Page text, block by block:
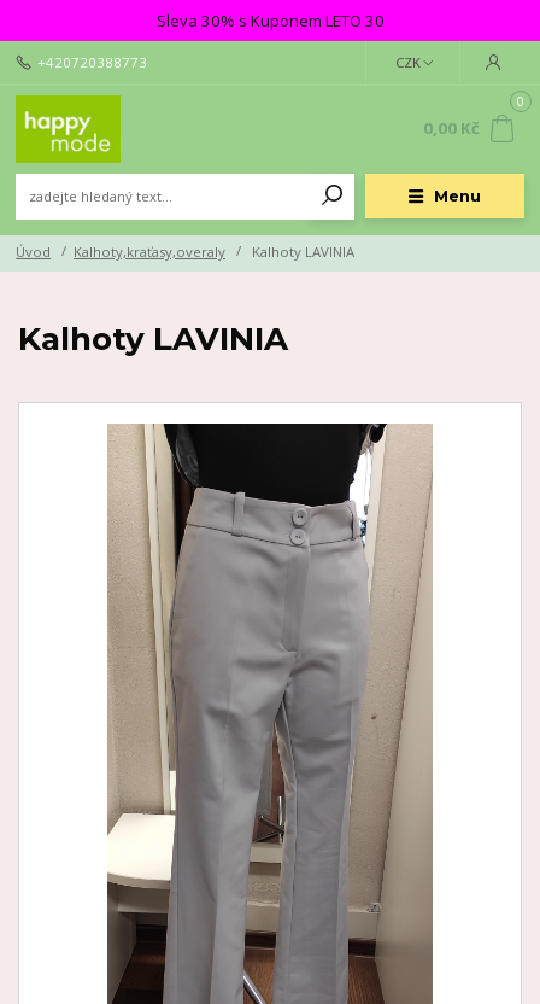
Sleva 30% s Kuponem LETO 30
Menu
CZK
+420720388773
0
0,00 Kč
Úvod Kalhoty,kraťasy,overaly Kalhoty LAVINIA
Kalhoty LAVINIA